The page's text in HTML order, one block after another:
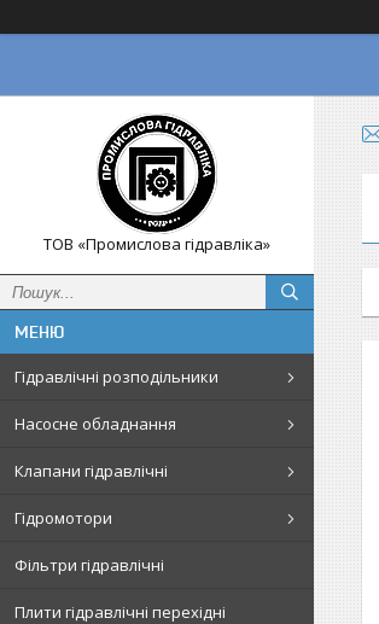
ТОВ «Промислова гідравліка»
Гідравлічні розподільники
Насосне обладнання
Клапани гідравлічні
Гідромотори
Фільтри гідравлічні
Плити гідравлічні перехідні